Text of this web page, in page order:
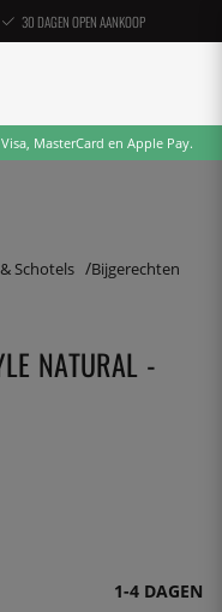
30 DAGEN OPEN AANKOOP
MasterCard en Apple Pay.
Schotels Bijgerechten
NATURAL -
1-4 DAGEN